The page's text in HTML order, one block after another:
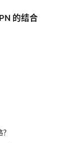
的结合